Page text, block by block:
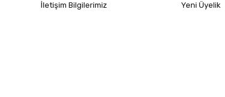
İletişim Bilgilerimiz Yeni Üyelik